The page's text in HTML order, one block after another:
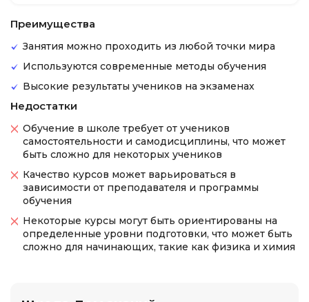
Преимущества
Занятия можно проходить из любой точки мира
Используются современные методы обучения
Высокие результаты учеников на экзаменах
Недостатки
Обучение в школе требует от учеников
самостоятельности и самодисциплины, что может
быть сложно для некоторых учеников
Качество курсов может варьироваться в
зависимости от преподавателя и программы
обучения
Некоторые курсы могут быть ориентированы на
определенные уровни подготовки, что может быть
сложно для начинающих, такие как физика и химия